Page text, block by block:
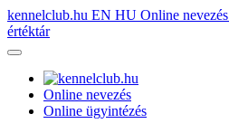
kennelclub.hu EN HU Online nevezés
értéktár
Online nevezés
Online ügyintézés